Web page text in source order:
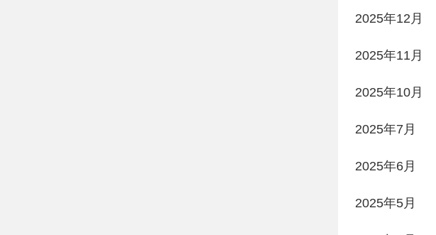
2025年12月
2025年11月
2025年10月
2025年7月
2025年6月
2025年5月